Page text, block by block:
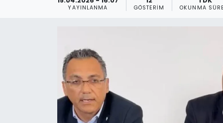
YAYINLANMA GÖSTERIM OKUNMA
KKTC YEREL SEÇİM 2018
Kültür Sanat